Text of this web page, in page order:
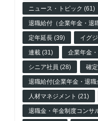
ニュース・トピック (61)
退職給付（企業年金・退
定年延長 (39) イグ
連載 (31) 企業年金
シニア社員 (28) 確
退職給付(企業年金・退
人材マネジメント (21)
退職金・年金制度コンサ